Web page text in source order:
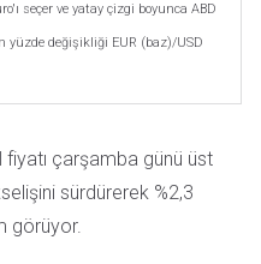
seçer ve yatay çizgi boyunca ABD
yüzde değişikliği EUR (baz)/USD
çarşamba günü üst
sürdürerek %2,3
görüyor.